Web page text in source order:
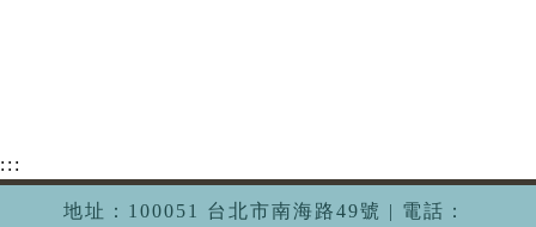
:::
地址：100051 台北市南海路49號 | 電話：